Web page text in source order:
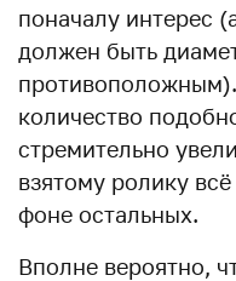
поначалу интерес
должен быть
количество
стремительно
взятому ролику
фоне остальных.
Вполне вероятно,